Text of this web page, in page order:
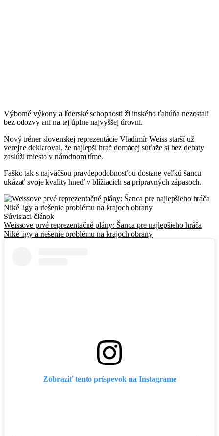
Výborné výkony a líderské schopnosti žilinského ťahúňa nezostali
bez odozvy ani na tej úplne najvyššej úrovni.
Nový tréner slovenskej reprezentácie Vladimír Weiss starší už
verejne deklaroval, že najlepší hráč domácej súťaže si bez debaty
zaslúži miesto v národnom tíme.
Faško tak s najväčšou pravdepodobnosťou dostane veľkú šancu
ukázať svoje kvality hneď v blížiacich sa prípravných zápasoch.
Súvisiaci článok
Weissove prvé reprezentačné plány: Šanca pre najlepšieho hráča
Niké ligy a riešenie problému na krajoch obrany
Zobraziť tento príspevok na Instagrame